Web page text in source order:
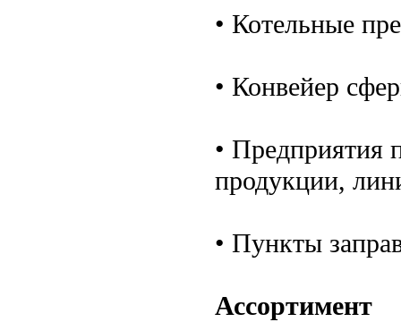
• Котельные
• Конвейер
• Предприятия
продукции,
• Пункты
Ассортимент